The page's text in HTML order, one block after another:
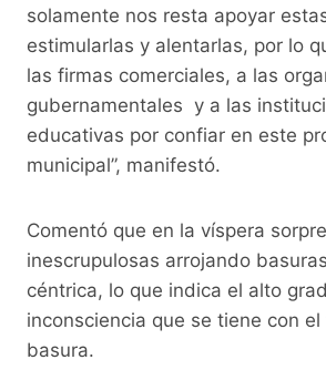
solamente nos resta apoyar
estimularlas y alentarlas, por lo
las firmas comerciales, a las
gubernamentales y a las
educativas por confiar en este
municipal”, manifestó.
Comentó que en la víspera
inescrupulosas arrojando
céntrica, lo que indica el alto
inconsciencia que se tiene con
basura.